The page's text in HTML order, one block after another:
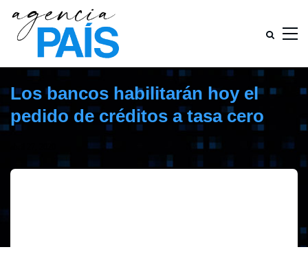
Los bancos habilitarán hoy el
pedido de créditos a tasa cero